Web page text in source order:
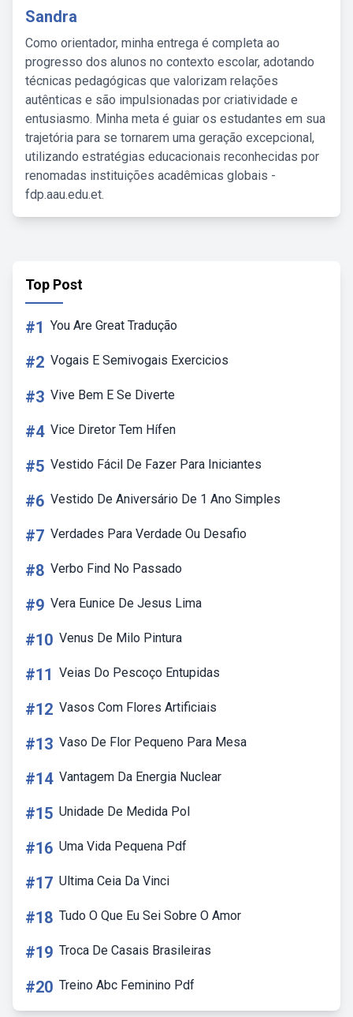
Sandra
Como orientador, minha entrega é completa ao
progresso dos alunos no contexto escolar, adotando
técnicas pedagógicas que valorizam relações
autênticas e são impulsionadas por criatividade e
entusiasmo. Minha meta é guiar os estudantes em sua
trajetória para se tornarem uma geração excepcional,
utilizando estratégias educacionais reconhecidas por
renomadas instituições acadêmicas globais -
fdp.aau.edu.et.
Top Post
#1 You Are Great Tradução
#2 Vogais E Semivogais Exercicios
#3 Vive Bem E Se Diverte
#4 Vice Diretor Tem Hífen
#5 Vestido Fácil De Fazer Para Iniciantes
#6 Vestido De Aniversário De 1 Ano Simples
#7 Verdades Para Verdade Ou Desafio
#8 Verbo Find No Passado
#9 Vera Eunice De Jesus Lima
#10 Venus De Milo Pintura
#11 Veias Do Pescoço Entupidas
#12 Vasos Com Flores Artificiais
#13 Vaso De Flor Pequeno Para Mesa
#14 Vantagem Da Energia Nuclear
#15 Unidade De Medida Pol
#16 Uma Vida Pequena Pdf
#17 Ultima Ceia Da Vinci
#18 Tudo O Que Eu Sei Sobre O Amor
#19 Troca De Casais Brasileiras
#20 Treino Abc Feminino Pdf